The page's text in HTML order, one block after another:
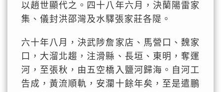
以趙世顯代之。四十八年六月，決蘭陽雷家
集、儀封洪邵灣及水驛張家莊各隄。
六十年八月，決武陟詹家店、馬營口、魏家
口，大溜北趨，注滑縣、長垣、東明，奪運
河，至張秋，由五空橋入鹽河歸海。自河工
告成，黃流順軌，安瀾十餘年矣，至是遣鵬